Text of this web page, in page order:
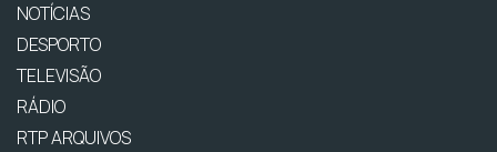
NOTÍCIAS
DESPORTO
TELEVISÃO
RÁDIO
RTP ARQUIVOS